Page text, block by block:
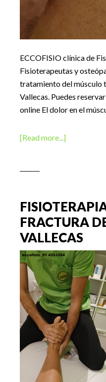
ECCOFISIO clínica de
Fisioterapeutas y
tratamiento del músculo
Vallecas. Puedes
online El dolor en el
[Read more...]about
Vallecas
de
trapecio,
cuello,
hombros
FRACTURA
VALLECAS